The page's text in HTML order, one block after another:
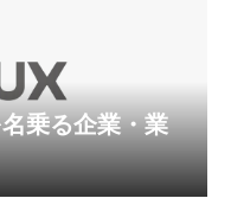
乗る企業・業